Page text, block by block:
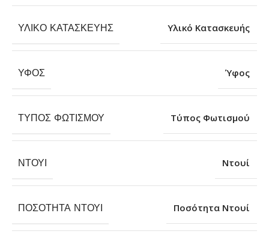
ΥΛΙΚΌ ΚΑΤΑΣΚΕΥΉΣ Υλικό Κατασκευής
ΎΦΟΣ Ύφος
ΤΎΠΟΣ ΦΩΤΙΣΜΟΎ Τύπος Φωτισμού
ΝΤΟΥΊ Ντουί
ΠΟΣΌΤΗΤΑ ΝΤΟΥΊ Ποσότητα Ντουί